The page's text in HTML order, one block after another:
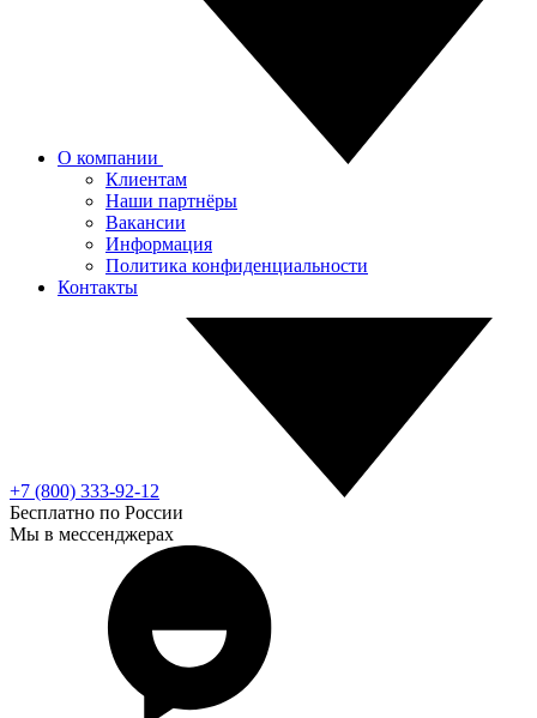
О компании
Клиентам
Наши партнёры
Вакансии
Информация
Политика конфиденциальности
Контакты
+7 (800) 333-92-12
Бесплатно по России
Мы в мессенджерах